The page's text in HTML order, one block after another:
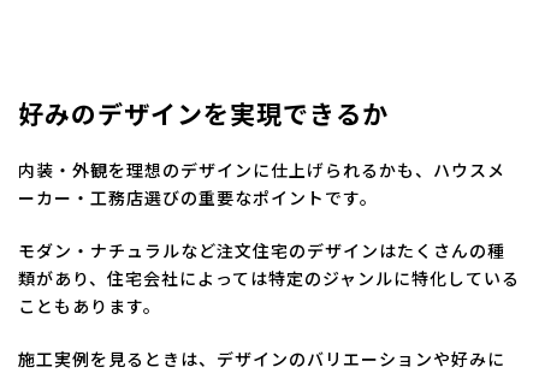
好みのデザインを実現できるか
内装・外観を理想のデザインに仕上げられるかも、ハウスメ
ーカー・工務店選びの重要なポイントです。
モダン・ナチュラルなど注文住宅のデザインはたくさんの種
類があり、住宅会社によっては特定のジャンルに特化している
こともあります。
施工実例を見るときは、デザインのバリエーションや好みに